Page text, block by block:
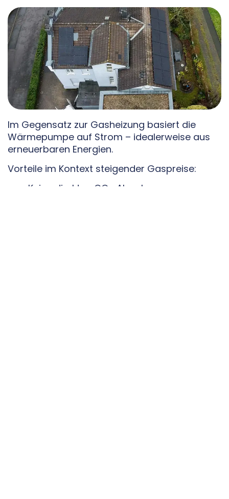
Im Gegensatz zur Gasheizung basiert die
Wärmepumpe auf Strom – idealerweise aus
erneuerbaren Energien.
Vorteile im Kontext steigender Gaspreise:
Keine direkten CO₂-Abgaben